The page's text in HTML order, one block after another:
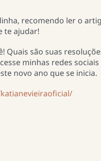
recomendo ler o
te ajudar!
Quais são suas
minhas redes
novo ano que se inicia.